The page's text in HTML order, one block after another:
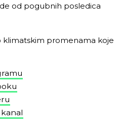
od pogubnih posledica
klimatskim promenama koje